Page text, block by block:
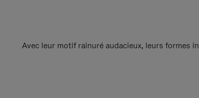
Avec leur motif rainuré audacieux, leurs formes